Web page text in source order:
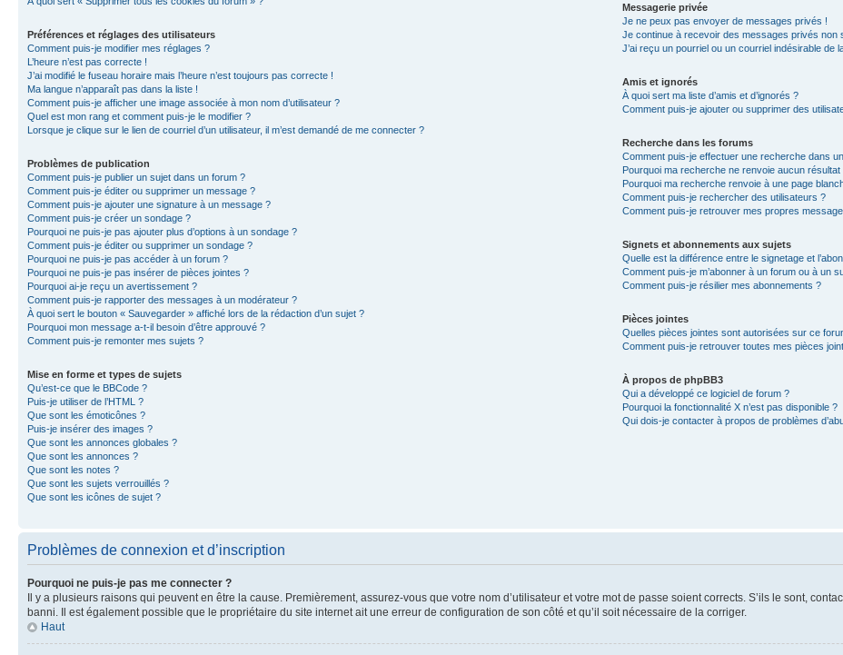
Préférences et réglages des utilisateurs
Comment puis-je modifier mes réglages ?
L’heure n’est pas correcte !
J’ai modifié le fuseau horaire mais l’heure n’est toujours pas correcte !
Ma langue n’apparaît pas dans la liste !
Comment puis-je afficher une image associée à mon nom d’utilisateur ?
Quel est mon rang et comment puis-je le modifier ?
Lorsque je clique sur le lien de courriel d’un utilisateur, il m’est demandé de me connecter ?
Problèmes de publication
Comment puis-je publier un sujet dans un forum ?
Comment puis-je éditer ou supprimer un message ?
Comment puis-je ajouter une signature à un message ?
Comment puis-je créer un sondage ?
Pourquoi ne puis-je pas ajouter plus d’options à un sondage ?
Comment puis-je éditer ou supprimer un sondage ?
Pourquoi ne puis-je pas accéder à un forum ?
Pourquoi ne puis-je pas insérer de pièces jointes ?
Pourquoi ai-je reçu un avertissement ?
Comment puis-je rapporter des messages à un modérateur ?
À quoi sert le bouton « Sauvegarder » affiché lors de la rédaction d’un sujet ?
Pourquoi mon message a-t-il besoin d’être approuvé ?
Comment puis-je remonter mes sujets ?
Mise en forme et types de sujets
Qu’est-ce que le BBCode ?
Puis-je utiliser de l’HTML ?
Que sont les émoticônes ?
Puis-je insérer des images ?
Que sont les annonces globales ?
Que sont les annonces ?
Que sont les notes ?
Que sont les sujets verrouillés ?
Que sont les icônes de sujet ?
Messagerie privée
Je ne peux pas envoyer de messages privés !
Je continue à recevoir des messages privés non
J’ai reçu un pourriel ou un courriel indésirable de
Amis et ignorés
À quoi sert ma liste d’amis et d’ignorés ?
Comment puis-je ajouter ou supprimer des
Recherche dans les forums
Comment puis-je effectuer une recherche dans
Pourquoi ma recherche ne renvoie aucun résultat
Pourquoi ma recherche renvoie à une page
Comment puis-je rechercher des utilisateurs ?
Comment puis-je retrouver mes propres
Signets et abonnements aux sujets
Quelle est la différence entre le signetage et
Comment puis-je m’abonner à un forum ou à un
Comment puis-je résilier mes abonnements ?
Pièces jointes
Quelles pièces jointes sont autorisées sur ce
Comment puis-je retrouver toutes mes pièces
À propos de phpBB3
Qui a développé ce logiciel de forum ?
Pourquoi la fonctionnalité X n’est pas disponible ?
Qui dois-je contacter à propos de problèmes
Problèmes de connexion et d’inscription
Pourquoi ne puis-je pas me connecter ?
Il y a plusieurs raisons qui peuvent en être la cause. Premièrement, assurez-vous que votre nom d’utilisateur et votre mot de passe soient corrects. S’ils le sont,
banni. Il est également possible que le propriétaire du site internet ait une erreur de configuration de son côté et qu’il soit nécessaire de la corriger.
Haut